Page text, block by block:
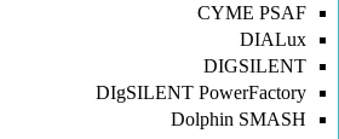
CYME PSAF
DIALux
DIGSILENT
DIgSILENT PowerFactory
Dolphin SMASH